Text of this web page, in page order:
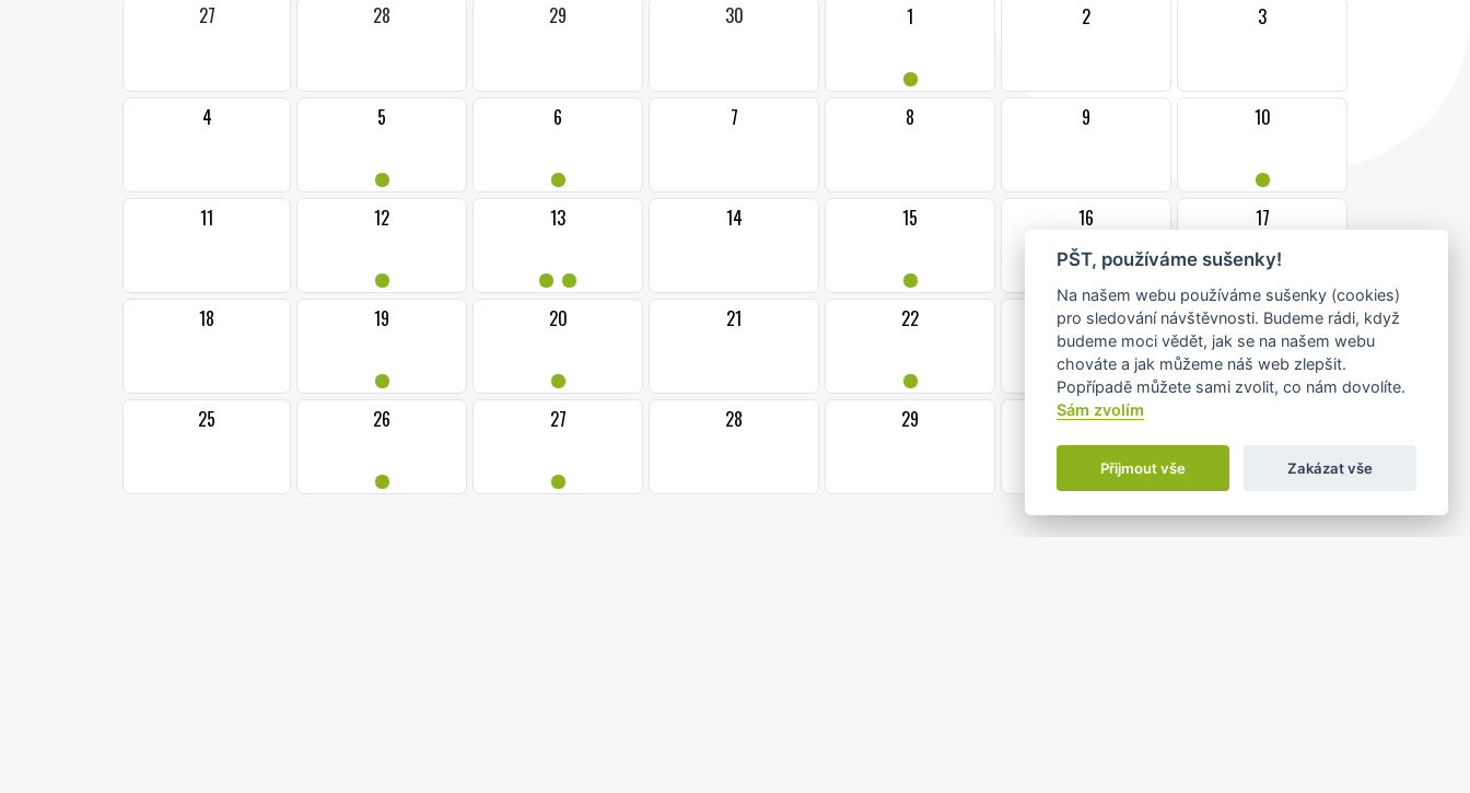
27
28 29 30 1
•
2 3
4 5
•
6
•
7 8 9 10
•
11 12
•
13
••
14 15
•
16 17
•
18 19
•
20
•
21 22
•
23 24
25 26
•
27
•
28 29 30
PŠT, používáme sušenky!
Na našem webu používáme sušenky (cookies)
pro sledování návštěvnosti. Budeme rádi, když
budeme moci vědět, jak se na našem webu
chováte a jak můžeme náš web zlepšit.
Popřípadě můžete sami zvolit, co nám dovolíte.
Sám zvolím
Přijmout vše Zakázat vše